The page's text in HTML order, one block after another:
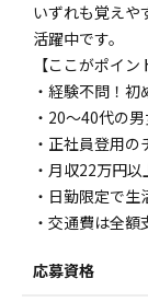
いずれも覚えや
活躍中です。
【ここがポイン
・経験不問！
・20〜40代の
・正社員登用の
・月収22万円
・日勤限定で生
・交通費は全額
応募資格